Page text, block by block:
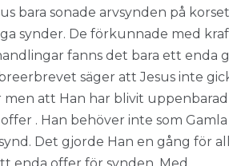
bara sonade arvsynden på
synder. De förkunnade med
fanns det bara ett enda
säger att Jesus inte
men att Han har blivit
. Han behöver inte som
Det gjorde Han en gång för